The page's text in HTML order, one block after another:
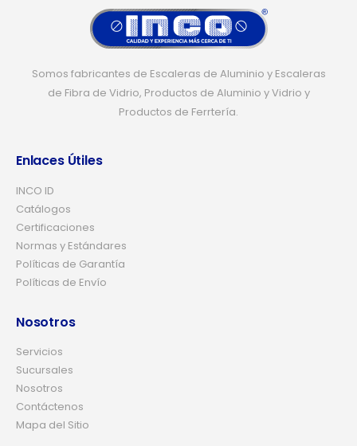
Somos fabricantes de Escaleras de Aluminio y Escaleras
de Fibra de Vidrio, Productos de Aluminio y Vidrio y
Productos de Ferrtería.
Enlaces Útiles
INCO ID
Catálogos
Certificaciones
Normas y Estándares
Políticas de Garantía
Políticas de Envío
Nosotros
Servicios
Sucursales
Nosotros
Contáctenos
Mapa del Sitio